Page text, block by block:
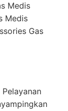
Medis
Medis
Gas